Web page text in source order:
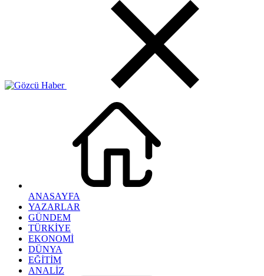
ANASAYFA
YAZARLAR
GÜNDEM
TÜRKİYE
EKONOMİ
DÜNYA
EĞİTİM
ANALİZ